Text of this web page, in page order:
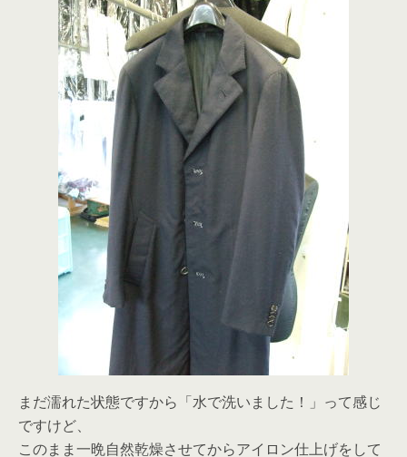
まだ濡れた状態ですから「水で洗いました！」って感じ
ですけど、
このまま一晩自然乾燥させてからアイロン仕上げをして